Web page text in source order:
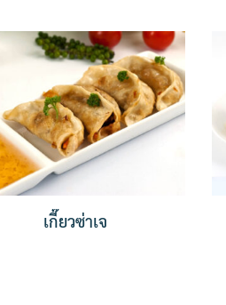
เกี๊ยวซ่าเจ